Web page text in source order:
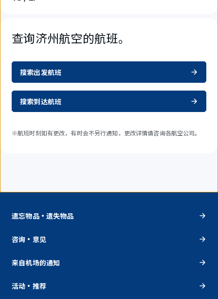
查询济州航空的航班。
搜索出发航班
搜索到达航班
※航班时刻如有更改，有时会不另行通知，更改详情请咨询各航空公司。
遗忘物品・遗失物品
咨询・意见
来自机场的通知
活动・推荐